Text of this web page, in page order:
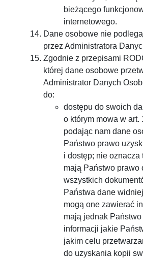
bieżącego
internetowego.
Dane osobowe nie
przez Administratora
Zgodnie z przepisami
której dane osobowe
Administrator Danych
do:
dostępu do swoich
o którym mowa w art.
podając nam dane
Państwo prawo
i dostęp; nie oznacza
mają Państwo prawo
wszystkich
Państwa dane
mogą one zawierać
mają jednak
informacji jakie
jakim celu
do uzyskania kopii